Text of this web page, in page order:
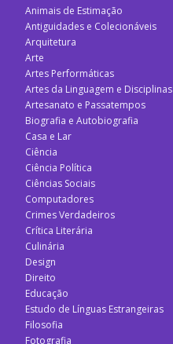
Animais de Estimação
Antiguidades e Colecionáveis
Arquitetura
Arte
Artes Performáticas
Artes da Linguagem e Disciplinas
Artesanato e Passatempos
Biografia e Autobiografia
Casa e Lar
Ciência
Ciência Política
Ciências Sociais
Computadores
Crimes Verdadeiros
Crítica Literária
Culinária
Design
Direito
Educação
Estudo de Línguas Estrangeiras
Filosofia
Fotografia